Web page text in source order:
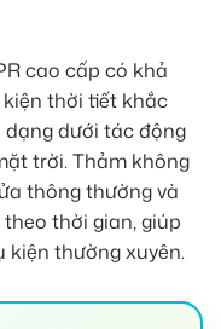
cao cấp có khả
thời tiết khắc
dạng dưới tác động
trời. Thảm không
thông thường và
thời gian, giúp
kiện thường xuyên.